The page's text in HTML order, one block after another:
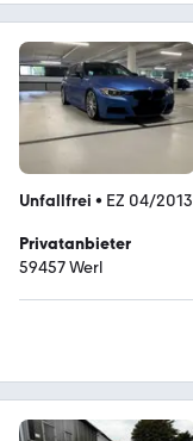
Unfallfrei • EZ 04/2013
Privatanbieter
59457 Werl